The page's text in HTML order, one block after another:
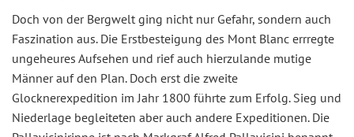
Doch von der Bergwelt ging nicht nur Gefahr, sondern auch
Faszination aus. Die Erstbesteigung des Mont Blanc errregte
ungeheures Aufsehen und rief auch hierzulande mutige
Männer auf den Plan. Doch erst die zweite
Glocknerexpedition im Jahr 1800 führte zum Erfolg. Sieg und
Niederlage begleiteten aber auch andere Expeditionen. Die